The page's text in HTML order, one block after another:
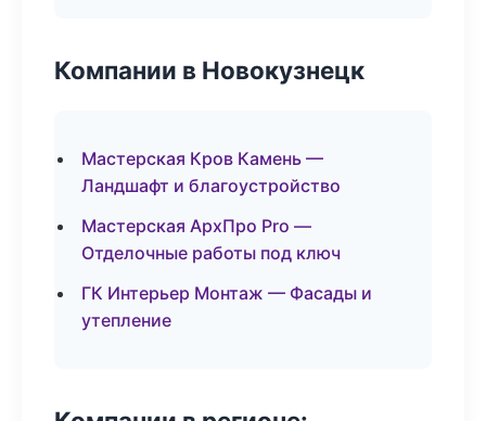
Компании в Новокузнецк
Мастерская Кров Камень —
Ландшафт и благоустройство
Мастерская АрхПро Pro —
Отделочные работы под ключ
ГК Интерьер Монтаж — Фасады и
утепление